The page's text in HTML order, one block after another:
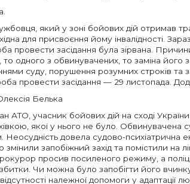
який у зоні бойових дій отримав
для присвоєння йому інвалідності.
провести засідання була зірвана.
одного з обвинувачених, то заміна його
суду, порушення розумних строків та
провести засідання — 29 листопада.
Белька
АТО, учасник бойових дій на сході
якої у нього не було.
довела судово-психіатрична
запобіжний захід та помістили на
просив посиленого режиму, а
Чи можна було запобігти його
належної допомоги у адаптації